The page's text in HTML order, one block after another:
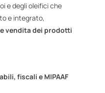
e degli oleifici che
e integrato,
vendita dei prodotti
fiscali e MIPAAF